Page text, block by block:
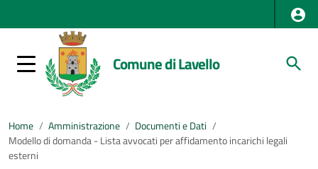
Comune di Lavello
Home / Amministrazione / Documenti e Dati /
Modello di domanda - Lista avvocati per affidamento incarichi legali
esterni